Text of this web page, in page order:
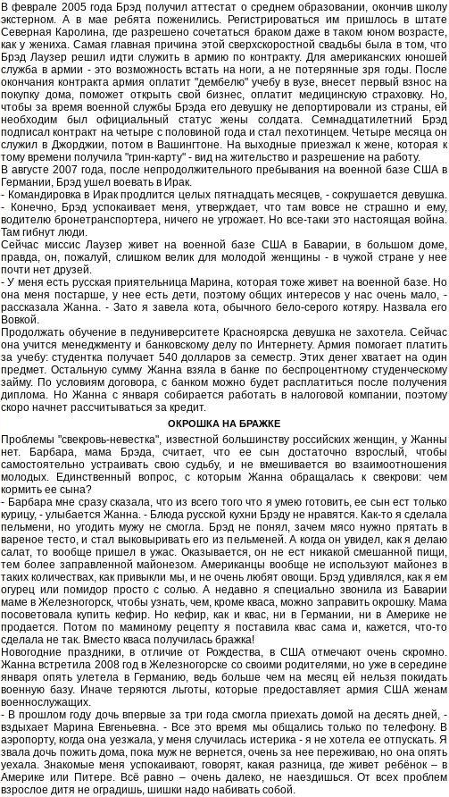
В феврале 2005 года Брэд получил аттестат о среднем образовании, окончив школу
экстерном. А в мае ребята поженились. Регистрироваться им пришлось в штате
Северная Каролина, где разрешено сочетаться браком даже в таком юном возрасте,
как у жениха. Самая главная причина этой сверхскоростной свадьбы была в том, что
Брэд Лаузер решил идти служить в армию по контракту. Для американских юношей
служба в армии - это возможность встать на ноги, а не потерянные зря годы. После
окончания контракта армия оплатит "дембелю" учебу в вузе, внесет первый взнос на
покупку дома, поможет открыть свой бизнес, оплатит медицинскую страховку. Но,
чтобы за время военной службы Брэда его девушку не депортировали из страны, ей
необходим был официальный статус жены солдата. Семнадцатилетний Брэд
подписал контракт на четыре с половиной года и стал пехотинцем. Четыре месяца он
служил в Джорджии, потом в Вашингтоне. На выходные приезжал к жене, которая к
тому времени получила "грин-карту" - вид на жительство и разрешение на работу.
В августе 2007 года, после непродолжительного пребывания на военной базе США в
Германии, Брэд ушел воевать в Ирак.
- Командировка в Ирак продлится целых пятнадцать месяцев, - сокрушается девушка.
- Конечно, Брэд успокаивает меня, утверждает, что там вовсе не страшно и ему,
водителю бронетранспортера, ничего не угрожает. Но все-таки это настоящая война.
Там гибнут люди.
Сейчас миссис Лаузер живет на военной базе США в Баварии, в большом доме,
правда, он, пожалуй, слишком велик для молодой женщины - в чужой стране у нее
почти нет друзей.
- У меня есть русская приятельница Марина, которая тоже живет на военной базе. Но
она меня постарше, у нее есть дети, поэтому общих интересов у нас очень мало, -
рассказала Жанна. - Зато я завела кота, обычного бело-серого котяру. Назвала его
Вовкой.
Продолжать обучение в педуниверситете Красноярска девушка не захотела. Сейчас
она учится менеджменту и банковскому делу по Интернету. Армия помогает платить
за учебу: студентка получает 540 долларов за семестр. Этих денег хватает на один
предмет. Остальную сумму Жанна взяла в банке по беспроцентному студенческому
займу. По условиям договора, с банком можно будет расплатиться после получения
диплома. Но Жанна с января собирается работать в налоговой компании, поэтому
скоро начнет рассчитываться за кредит.
ОКРОШКА НА БРАЖКЕ
Проблемы "свекровь-невестка", известной большинству российских женщин, у Жанны
нет. Барбара, мама Брэда, считает, что ее сын достаточно взрослый, чтобы
самостоятельно устраивать свою судьбу, и не вмешивается во взаимоотношения
молодых. Единственный вопрос, с которым Жанна обращалась к свекрови: чем
кормить ее сына?
- Барбара мне сразу сказала, что из всего того что я умею готовить, ее сын ест только
курицу, - улыбается Жанна. - Блюда русской кухни Брэду не нравятся. Как-то я сделала
пельмени, но угодить мужу не смогла. Брэд не понял, зачем мясо нужно прятать в
вареное тесто, и стал выковыривать его из пельменей. А когда он увидел, как я делаю
салат, то вообще пришел в ужас. Оказывается, он не ест никакой смешанной пищи,
тем более заправленной майонезом. Американцы вообще не используют майонез в
таких количествах, как привыкли мы, и не очень любят овощи. Брэд удивлялся, как я ем
огурец или помидор просто с солью. А недавно я специально звонила из Баварии
маме в Железногорск, чтобы узнать, чем, кроме кваса, можно заправить окрошку. Мама
посоветовала купить кефир. Но кефир, как и квас, ни в Германии, ни в Америке не
продается. Потом по маминому рецепту я поставила квас сама и, кажется, что-то
сделала не так. Вместо кваса получилась бражка!
Новогодние праздники, в отличие от Рождества, в США отмечают очень скромно.
Жанна встретила 2008 год в Железногорске со своими родителями, но уже в середине
января опять улетела в Германию, ведь больше чем на месяц ей нельзя покидать
военную базу. Иначе теряются льготы, которые предоставляет армия США женам
военнослужащих.
- В прошлом году дочь впервые за три года смогла приехать домой на десять дней, -
вздыхает Марина Евгеньевна. - Все это время мы общались только по телефону. В
аэропорту, когда она уезжала, у меня случилась истерика - я не хотела ее отпускать. Я
звала дочь пожить дома, пока муж не вернется, очень за нее переживаю, но она опять
уехала. Знакомые меня успокаивают, говорят, какая разница, где живет ребёнок – в
Америке или Питере. Всё равно – очень далеко, не наездишься. От всех проблем
взрослое дитя не оградишь, шишки надо набивать собой.